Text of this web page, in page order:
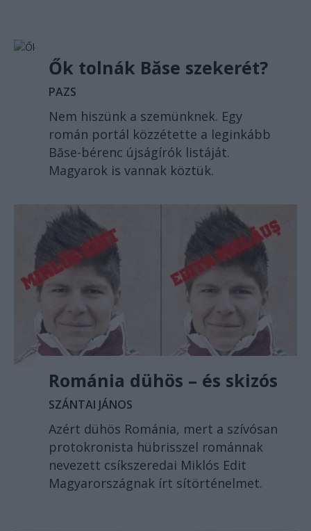
Ők tolnák Băse szekerét?
PAZS
Nem hiszünk a szemünknek. Egy
román portál közzétette a leginkább
Băse-bérenc újságírók listáját.
Magyarok is vannak köztük.
Románia dühös – és skizós
SZÁNTAI JÁNOS
Azért dühös Románia, mert a szívósan
protokronista hübrisszel románnak
nevezett csíkszeredai Miklós Edit
Magyarországnak írt sítörténelmet.